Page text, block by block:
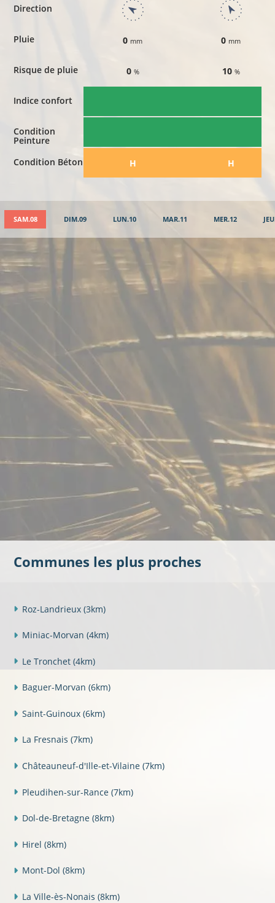
Direction
Pluie
Risque de pluie
Indice confort
Condition
Peinture
Condition Béton
0 mm
0 %
​H
0 mm
10 %
​H
SAM.08 DIM.09 LUN.10 MAR.11 MER.12
Communes les plus proches
Roz-Landrieux (3km)
Miniac-Morvan (4km)
Le Tronchet (4km)
Baguer-Morvan (6km)
Saint-Guinoux (6km)
La Fresnais (7km)
Châteauneuf-d'Ille-et-Vilaine (7km)
Pleudihen-sur-Rance (7km)
Dol-de-Bretagne (8km)
Hirel (8km)
Mont-Dol (8km)
La Ville-ès-Nonais (8km)